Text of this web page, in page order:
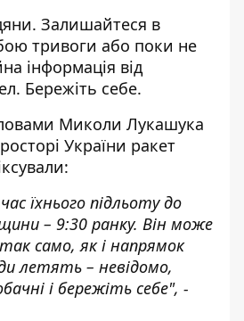
Залишайтеся в
тривоги або поки не
інформація від
Бережіть себе.
Миколи Лукашука
України ракет
їхнього підльоту до
– 9:30 ранку. Він може
само, як і напрямок
летять – невідомо,
і бережіть себе", -